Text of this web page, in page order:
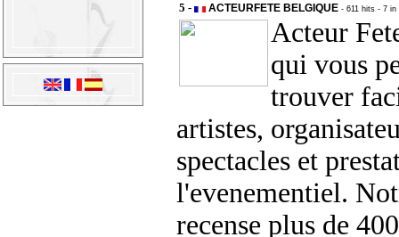
5 - ACTEURFETE BELGIQUE - 611 hits - 7 in
Acteur
qui vous
trouver
artistes,
spectacles et
l'evenementiel.
recense plus de